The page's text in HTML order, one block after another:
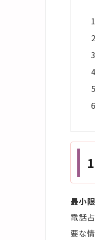
最小
電話
要な